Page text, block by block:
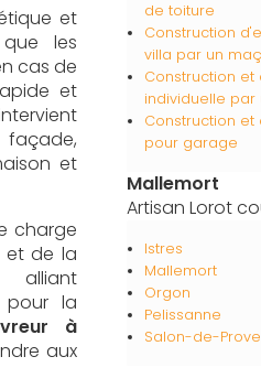
et
les
cas de
et
et
charge
et de la
alliant
pour la
à
aux
de toiture
Construction
villa par un
Construction
individuelle par
Construction
pour garage
Mallemort
Artisan Lorot
Istres
Mallemort
Orgon
Pelissanne
Salon-de-